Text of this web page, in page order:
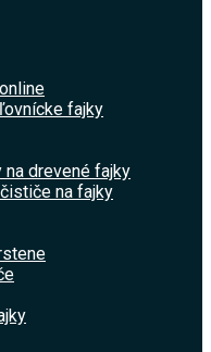
fajky
drevené fajky
na fajky